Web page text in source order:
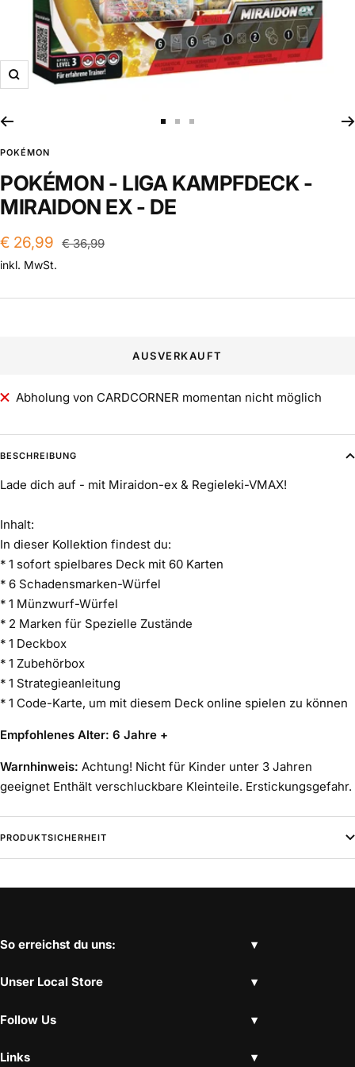
Zoom
gehen
gehen
gehen
POKÉMON
POKÉMON - LIGA KAMPFDECK -
MIRAIDON EX - DE
Angebotspreis
€ 26,99 Regulärer
€ 36,99
inkl. MwSt.
AUSVERKAUFT
Abholung von CARDCORNER momentan nicht möglich
BESCHREIBUNG
Lade dich auf - mit Miraidon-ex & Regieleki-VMAX!
Inhalt:
In dieser Kollektion findest du:
* 1 sofort spielbares Deck mit 60 Karten
* 6 Schadensmarken-Würfel
* 1 Münzwurf-Würfel
* 2 Marken für Spezielle Zustände
* 1 Deckbox
* 1 Zubehörbox
* 1 Strategieanleitung
* 1 Code-Karte, um mit diesem Deck online spielen zu können
Empfohlenes Alter: 6 Jahre +
Warnhinweis: Achtung! Nicht für Kinder unter 3 Jahren
geeignet Enthält verschluckbare Kleinteile. Erstickungsgefahr.
PRODUKTSICHERHEIT
So erreichst du uns:
Unser Local Store
Follow Us
Links